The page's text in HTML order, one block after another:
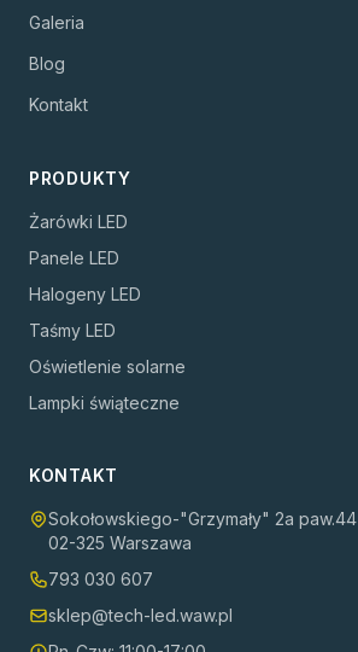
Galeria
Blog
Kontakt
PRODUKTY
Żarówki LED
Panele LED
Halogeny LED
Taśmy LED
Oświetlenie solarne
Lampki świąteczne
KONTAKT
Sokołowskiego-"Grzymały" 2a paw.44
02-325 Warszawa
793 030 607
sklep@tech-led.waw.pl